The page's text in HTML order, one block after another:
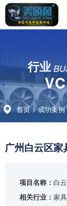
行业
VC
首页>成功案例
广州白云区
项目名称： 白
相关行业： 家